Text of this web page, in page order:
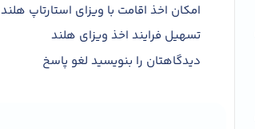
امکان اخذ اقامت با ویزای استارتاپ هلند
تسهیل فرایند اخذ ویزای هلند
دیدگاهتان را بنویسید لغو پاسخ